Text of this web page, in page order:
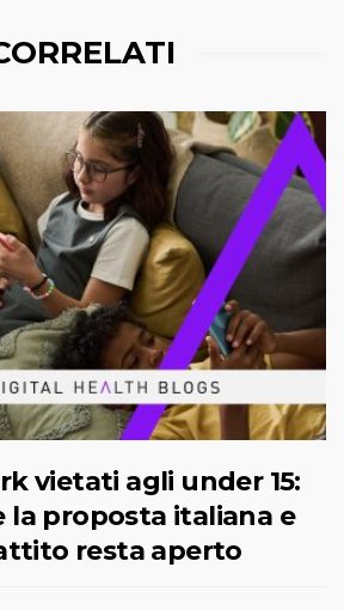
vietati agli under 15:
la proposta italiana e
resta aperto